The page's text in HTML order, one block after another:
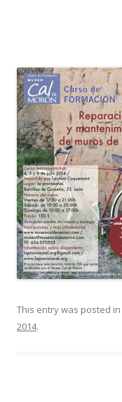
This entry was posted in
2014.